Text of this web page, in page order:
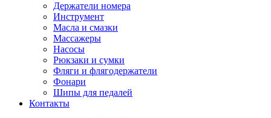
Держатели номера
Инструмент
Масла и смазки
Массажеры
Насосы
Рюкзаки и сумки
Фляги и флягодержатели
Фонари
Шипы для педалей
Контакты